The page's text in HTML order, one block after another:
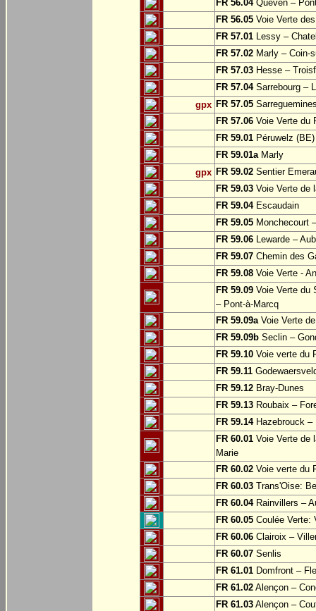
FR 56.04Quéven –
FR 56.05 Voie Verte
FR 57.01 Lessy –
FR 57.02 Marly – Coin-
FR 57.03 Hesse –
FR 57.04Sarrebourg –
gpx FR 57.05
FR 57.06 Voie Verte du
FR 59.01 Péruwelz
FR 59.01aMarly
gpx FR 59.02 Sentier
FR 59.03 Voie Verte de
FR 59.04Escaudain
FR 59.05 Monchecourt
FR 59.06 Lewarde –
FR 59.07 Chemin des
FR 59.08 Voie Verte -
FR 59.09 Voie Verte du
– Pont-à-Marcq
FR 59.09aVoie Verte
FR 59.09b Seclin –
FR 59.10 Voie verte du
FR 59.11
FR 59.12 Bray-Dunes
FR 59.13 Roubaix –
FR 59.14Hazebrouck –
FR 60.01 Voie Verte de
Marie
FR 60.02 Voie verte du
FR 60.03 Trans'Oise:
FR 60.04Rainvillers –
FR 60.05 Coulée Verte:
FR 60.06 Clairoix –
FR 60.07 Senlis
FR 61.01 Domfront –
FR 61.02 Alençon –
FR 61.03 Alençon –